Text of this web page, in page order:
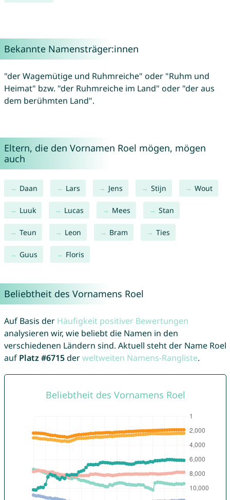
Bekannte Namensträger:innen
"der Wagemütige und Ruhmreiche" oder "Ruhm und
Heimat" bzw. "der Ruhmreiche im Land" oder "der aus
dem berühmten Land".
Eltern, die den Vornamen Roel mögen, mögen
auch
Daan Lars Jens Stijn Wout
Luuk Lucas Mees Stan
Teun Leon Bram Ties
Guus Floris
Beliebtheit des Vornamens Roel
Auf Basis der Häufigkeit positiver Bewertungen
analysieren wir, wie beliebt die Namen in den
verschiedenen Ländern sind. Aktuell steht der Name Roel
auf Platz #6715derweltweiten Namens-Rangliste.